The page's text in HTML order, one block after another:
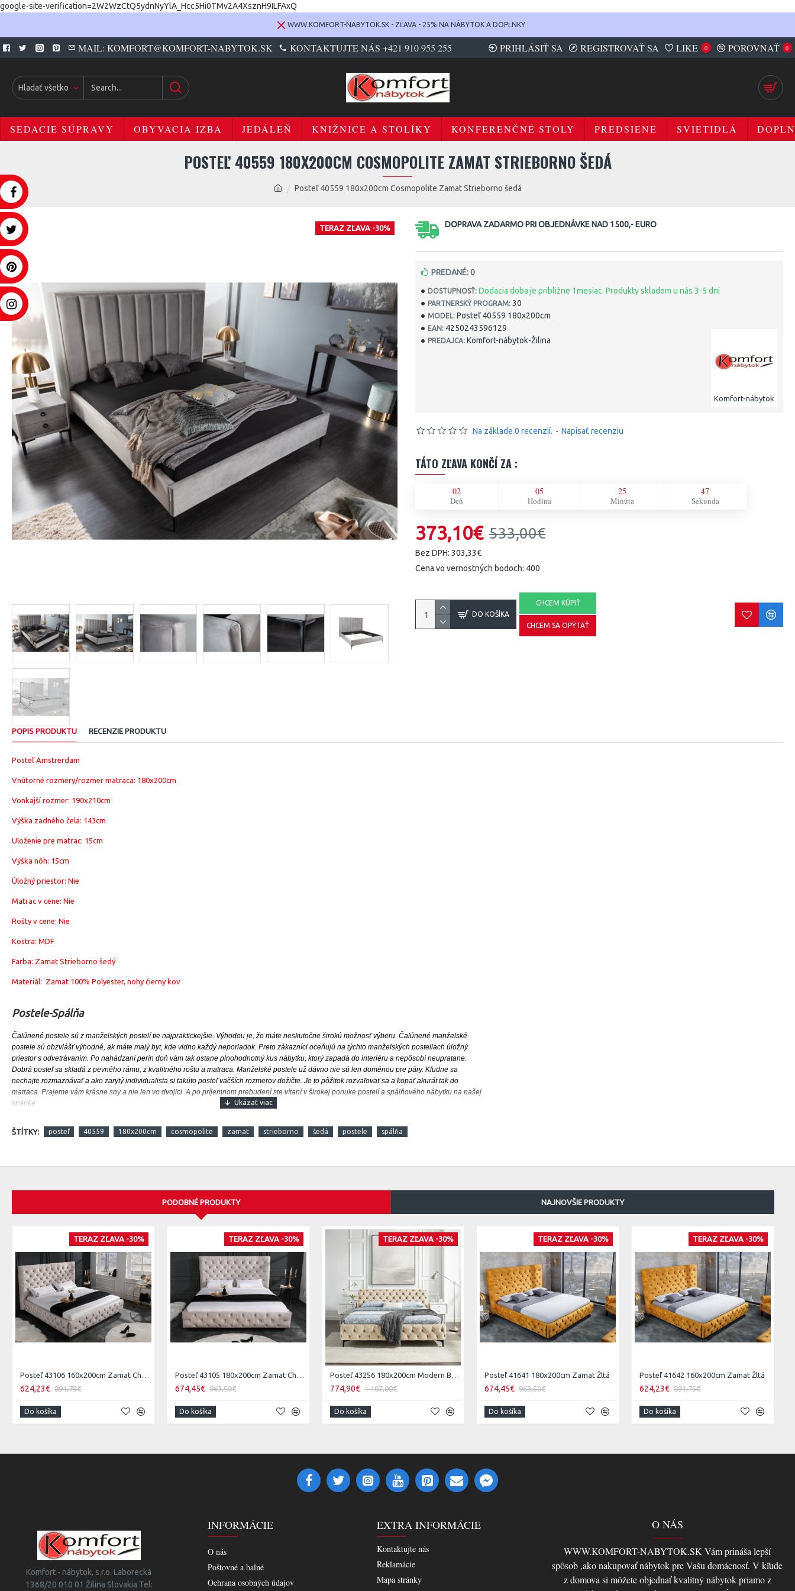
google-site-verification=2W2WzCtQ5ydnNyYlA_Hcc5Hi0TMv2A4XsznH9ILFAxQ
WWW.KOMFORT-NABYTOK.SK - ZĽAVA - 25% NA NÁBYTOK A DOPLNKY
MAIL: KOMFORT@KOMFORT-NABYTOK.SK KONTAKTUJTE NÁS +421 910 955 255 PRIHLÁSIŤ SA REGISTROVAŤ SA LIKE 0 POROVNAŤ 0
Hladať všetko
SEDACIE SÚPRAVY OBYVACIA IZBA JEDÁLEŇ KNIŽNICE A STOLÍKY KONFERENČNÉ STOLY PREDSIENE SVIETIDLÁ
Posteľ 40559 180x200cm Cosmopolite Zamat Strieborno šedá
POSTEĽ 40559 180X200CM COSMOPOLITE ZAMAT STRIEBORNO ŠEDÁ
TERAZ ZĽAVA -30% DOPRAVA ZADARMO PRI OBJEDNÁVKE NAD 1500,- EURO
DOSTUPNOSŤ: Dodacia doba je približne 1mesiac. Produkty skladom u nás 3-5 dní
PARTNERSKÝ PROGRAM: 30
MODEL: Posteľ 40559 180x200cm
EAN: 4250243596129
PREDAJCA: Komfort-nábytok-Žilina
Komfort-nábytok
PREDANÉ: 0
Na základe 0 recenzií. - Napísať recenziu
TÁTO ZĽAVA KONČÍ ZA :
02
Deň
05
Hodina
25
Minúta
46
Sekunda
373,10€ 533,00€
Bez DPH: 303,33€
Cena vo vernostných bodoch: 400
DO KOŠÍKA
CHCEM KÚPIŤ
CHCEM SA OPÝTAŤ
POPIS PRODUKTU RECENZIE PRODUKTU
Posteľ Amstrerdam
Vnútorné rozmery/rozmer matraca: 180x200cm
Vonkajší rozmer: 190x210cm
Výška zadného čela: 143cm
Uloženie pre matrac: 15cm
Výška nôh: 15cm
Úložný priestor: Nie
Matrac v cene: Nie
Rošty v cene: Nie
Kostra: MDF
Farba: Zamat Strieborno šedý
Materiál: Zamat 100% Polyester, nohy čierny kov
Postele-Spálňa
Čalúnené postele sú z manželských postelí tie najpraktickejšie. Výhodou je, že máte neskutočne širokú možnosť výberu. Čalúnené manželské
postele sú obzvlášť výhodné, ak máte malý byt, kde vidno každý neporiadok. Preto zákazníci oceňujú na týchto manželských posteliach úložný
priestor s odvetrávaním. Po nahádzaní perín doň vám tak ostane plnohodnotný kus nábytku, ktorý zapadá do interiéru a nepôsobí neupratane.
Dobrá posteľ sa skladá z pevného rámu, z kvalitného roštu a matraca. Manželské postele už dávno nie sú len doménou pre páry. Kľudne sa
nechajte rozmaznávať a ako zarytý individualista si takúto posteľ väčších rozmerov dožičte. Je to pôžitok rozvaľovať sa a kopať akurát tak do
matraca. Prajeme vám krásne sny a nie len vo dvojici. A po príjemnom prebudení ste vítaní v širokej ponuke postelí a spálňového nábytku na našej
stránke.
ŠTÍTKY: posteľ 40559 180x200cm cosmopolite zamat strieborno šedá postele spálňa
PODOBNÉ PRODUKTY NAJNOVŠIE PRODUKTY
TERAZ ZĽAVA -30%
Posteľ 43106 160x200cm Zamat Champagne
624,23€ 891,75€
Do košíka
TERAZ ZĽAVA -30%
Posteľ 43105 180x200cm Zamat Champagne
674,45€ 963,50€
Do košíka
TERAZ ZĽAVA -30%
Posteľ 43256 180x200cm Modern Barock Zamat Champagner
774,90€ 1 107,00€
Do košíka
TERAZ ZĽAVA -30%
Posteľ 41641 180x200cm Zamat Žltá
674,45€ 963,50€
Do košíka
TERAZ ZĽAVA -30%
Posteľ 41642 160x200cm Zamat Žltá
624,23€ 891,75€
Do košíka
Komfort - nábytok, s.r.o. Laborecká
1368/20 010 01 Žilina Slovakia Tel:
INFORMÁCIE
O nás
Poštovné a balné
Ochrana osobných údajov
EXTRA INFORMÁCIE
Kontaktujte nás
Reklamácie
Mapa stránky
O NÁS
WWW.KOMFORT-NABYTOK.SK Vám prináša lepší
spôsob ,ako nakupovať nábytok pre Vašu domácnosť. V kľude
z domova si môžete objednať kvalitný nábytok priamo z